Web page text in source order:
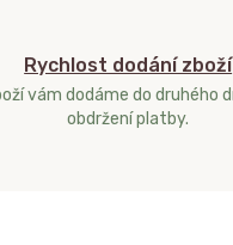
Rychlost dodání zboží
vám dodáme do druhého
obdržení platby.